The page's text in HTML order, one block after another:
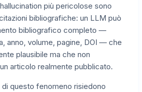
più pericolose sono
bibliografiche: un LLM può
bibliografico completo —
anno, volume, pagine, DOI — che
plausibile ma che non
articolo realmente pubblicato.
questo fenomeno risiedono